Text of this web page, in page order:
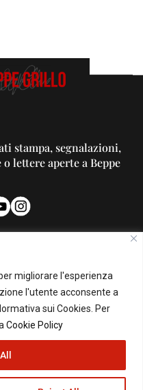
migliorare l'esperienza
l'utente acconsente a
sui Cookies. Per
Cookie Policy
stampa, segnalazioni,
lettere aperte a Beppe
PUBBLICITA'
pubblicità su questo Blog:
pubblicita@beppegrillo.it
All Rights Reserved - Powered by